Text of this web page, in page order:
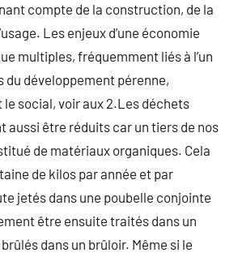
compte de la construction, de la
Les enjeux d’une économie
multiples, fréquemment liés à l’un
du développement pérenne,
le social, voir aux 2.Les déchets
aussi être réduits car un tiers de nos
de matériaux organiques. Cela
de kilos par année et par
jetés dans une poubelle conjointe
être ensuite traités dans un
dans un brûloir. Même si le